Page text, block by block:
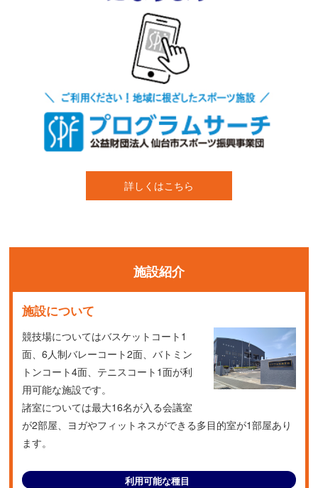
詳しくはこちら
施設紹介
施設について
競技場についてはバスケットコート1
面、6人制バレーコート2面、バトミン
トンコート4面、テニスコート1面が利
用可能な施設です。
諸室については最大16名が入る会議室
が2部屋、ヨガやフィットネスができる多目的室が1部屋あり
ます。
利用可能な種目